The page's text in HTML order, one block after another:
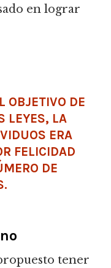
en lograr
OBJETIVO DE
LEYES, LA
ERA
FELICIDAD
DE
tener